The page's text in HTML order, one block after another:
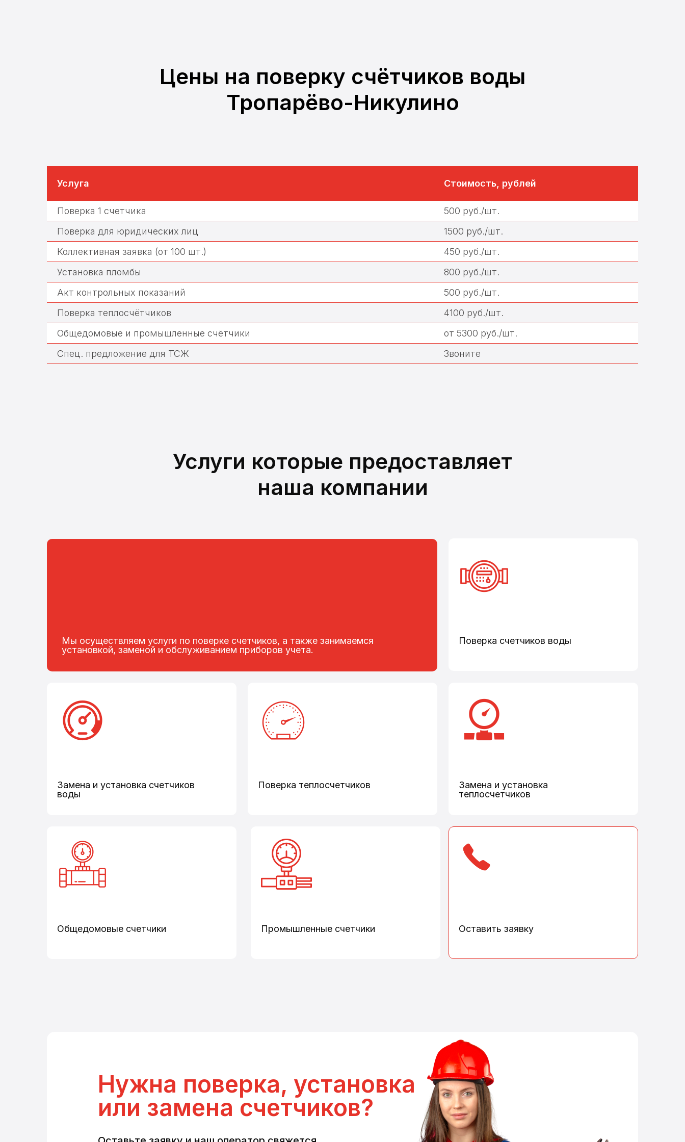
Цены на поверку счётчиков воды
Тропарёво-Никулино
Услуга Стоимость, рублей
Поверка 1 счетчика
500 руб./шт.
Поверка для юридических лиц
1500 руб./шт.
Коллективная заявка (от 100 шт.)
450 руб./шт.
Установка пломбы
800 руб./шт.
Акт контрольных показаний
500 руб./шт.
Поверка теплосчётчиков
4100 руб./шт.
Общедомовые и промышленные счётчики
от 5300 руб./шт.
Спец. предложение для ТСЖ
Звоните
Услуги которые предоставляет
наша компании
Мы осуществляем услуги по поверке счетчиков, а также занимаемся
установкой, заменой и обслуживанием приборов учета.
Оставить заявку
Промышленные счетчики
Общедомовые счетчики
Замена и установка
теплосчетчиков
Поверка теплосчетчиков
Замена и установка счетчиков
воды
Поверка счетчиков воды
Нужна поверка, установка
или замена счетчиков?